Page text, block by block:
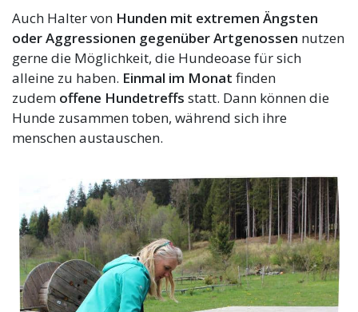
Auch Halter von Hunden mit extremen Ängsten
oder Aggressionen gegenüber Artgenossen nutzen
gerne die Möglichkeit, die Hundeoase für sich
alleine zu haben. Einmal im Monat finden
zudem offene Hundetreffs statt. Dann können die
Hunde zusammen toben, während sich ihre
menschen austauschen.